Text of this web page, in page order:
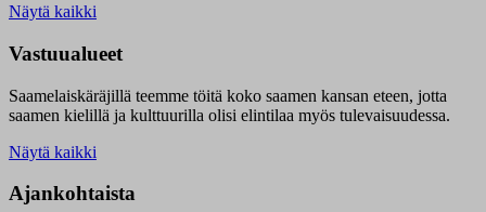
Näytä kaikki
Vastuualueet
Saamelaiskäräjillä teemme töitä koko saamen kansan eteen, jotta
saamen kielillä ja kulttuurilla olisi elintilaa myös tulevaisuudessa.
Näytä kaikki
Ajankohtaista